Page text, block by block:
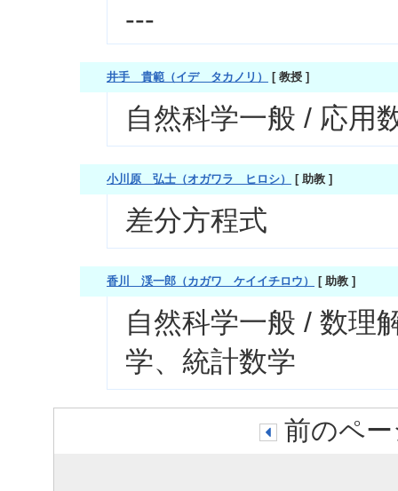
---
井手 貴範（イデ タカノリ） [ 教授 ]
自然科学一般 / 応用
小川原 弘士（オガワラ ヒロシ） [ 助教 ]
差分方程式
香川 渓一郎（カガワ ケイイチロウ） [ 助教 ]
自然科学一般 / 数理
学、統計数学
前のペ